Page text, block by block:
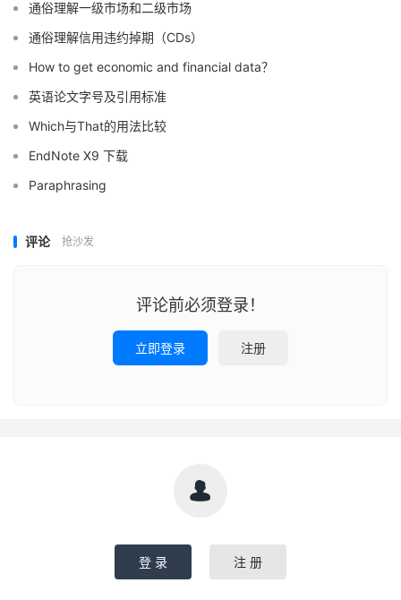
通俗理解一级市场和二级市场
通俗理解信用违约掉期（CDs）
How to get economic and financial data？
英语论文字号及引用标准
Which与That的用法比较
EndNote X9 下载
Paraphrasing
评论 抢沙发
评论前必须登录！
立即登录 注册

登 录 注 册